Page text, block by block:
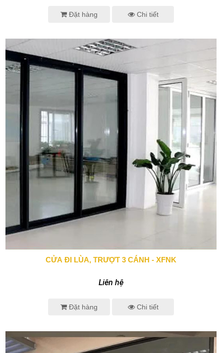
Đặt hàng Chi tiết
0943 666 466
CỬA ĐI LÙA, TRƯỢT 3 CÁNH - XFNK
Liên hệ
Đặt hàng Chi tiết